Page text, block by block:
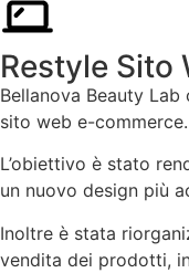
Restyle Sito
Bellanova Beauty
sito web e-commerce.
L’obiettivo è stato
un nuovo design più
Inoltre è stata
vendita dei prodotti,